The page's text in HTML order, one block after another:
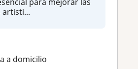
para mejorar las
artisti...
a domicilio